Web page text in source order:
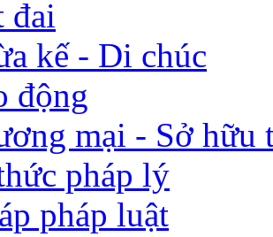
đai
kế - Di chúc
động
mại - Sở hữu
pháp lý
pháp luật